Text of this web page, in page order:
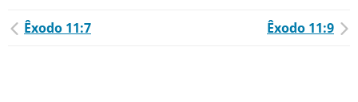
Êxodo 11:7 Êxodo 11:9